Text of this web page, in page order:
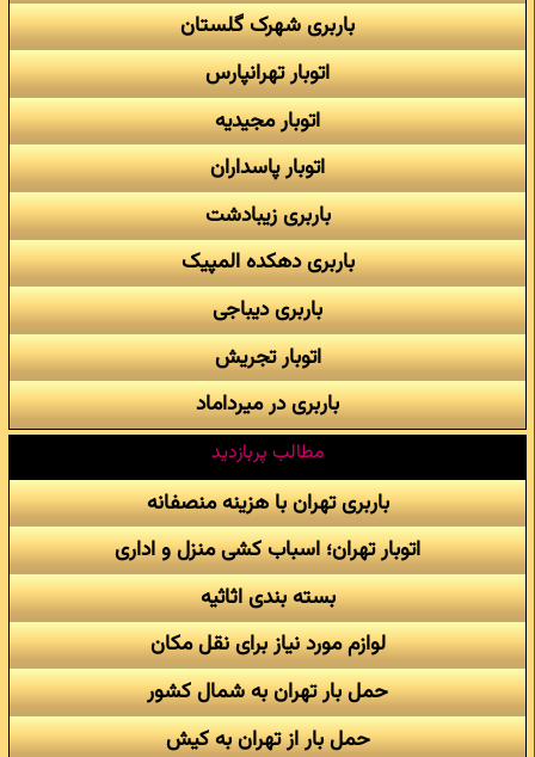
باربری شهرک گلستان
اتوبار تهرانپارس
اتوبار مجیدیه
اتوبار پاسداران
باربری زیبادشت
باربری دهکده المپیک
باربری دیباجی
اتوبار تجریش
باربری در میرداماد
مطالب پربازدید
باربری تهران با هزینه منصفانه
اتوبار تهران؛ اسباب کشی منزل و اداری
بسته بندی اثاثیه
لوازم مورد نیاز برای نقل مکان
حمل بار تهران به شمال کشور
حمل بار از تهران به کیش